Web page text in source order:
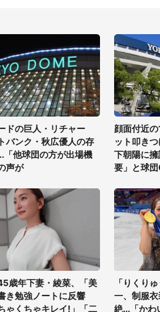
ドの巨人・リチャー
バンク・秋広優人の存
「他球団の方が出場機
声が
顔面付近
ット叩き
下朝陽に
要」と球
歳年下妻・綾菜、「美
き勉強ノートに反響
ゃくちゃキレイ!」「二
「りくり
一、制服
絶...「かわ